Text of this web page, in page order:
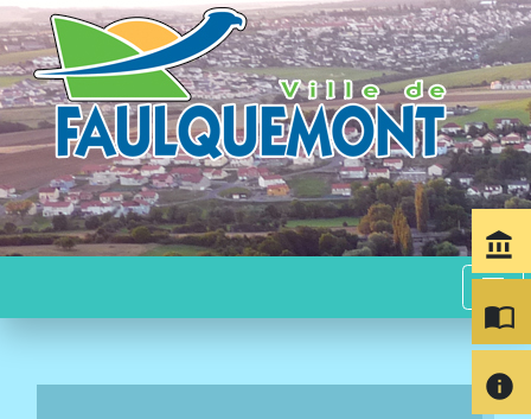
menu
account_balance
import_contacts
info